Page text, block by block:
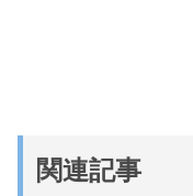
関連記事